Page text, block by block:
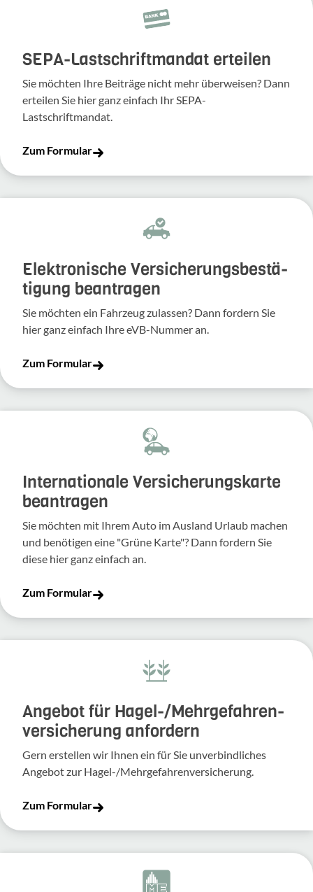
SEPA-Lastschriftmandat erteilen
Sie möchten Ihre Beiträge nicht mehr überweisen? Dann
erteilen Sie hier ganz einfach Ihr SEPA-
Lastschriftmandat.
Zum Formular
Elek­tro­ni­sche Versi­che­rungs­be­stä­
ti­gung bean­tragen
Sie möchten ein Fahr­zeug zulassen? Dann fordern Sie
hier ganz einfach Ihre eVB-​Nummer an.
Zum Formular
Inter­na­tio­nale Versi­che­rungs­karte
bean­tragen
Sie möchten mit Ihrem Auto im Ausland Urlaub machen
und benö­tigen eine "Grüne Karte"? Dann fordern Sie
diese hier ganz einfach an.
Zum Formular
Angebot für Hagel-­/Mehrgefahren­
versicherung anfordern
Gern erstellen wir Ihnen ein für Sie unverbindliches
Angebot zur Hagel-/Mehrgefahrenversicherung.
Zum Formular